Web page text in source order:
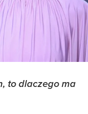
to dlaczego ma